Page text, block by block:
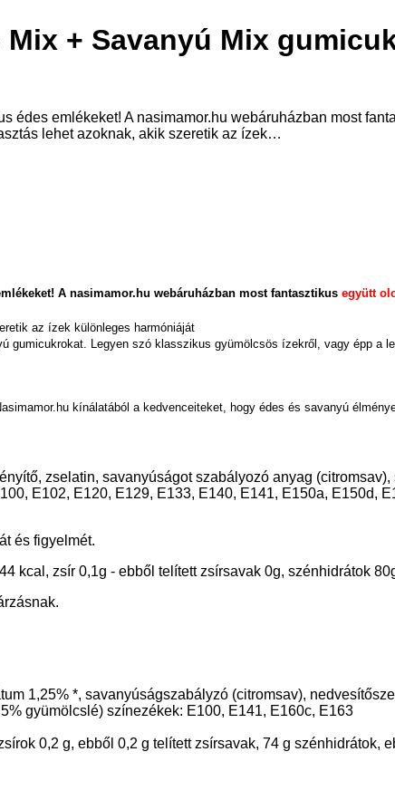
+ Savanyú Mix
édes emlékeket! A nasimamor.hu webáruházban most
lehet azoknak, akik szeretik az ízek…
A nasimamor.hu webáruházban most fantasztikus együtt
az ízek különleges harmóniáját
gumicukrokat. Legyen szó klasszikus gyümölcsös ízekről, vagy épp a
kínálatából a kedvenceiteket, hogy édes és savanyú
zselatin, savanyúságot szabályozó anyag
E102, E120, E129, E133, E140, E141, E150a, E150d,
és figyelmét.
kcal, zsír 0,1g - ebből telített zsírsavak 0g, szénhidrátok
1,25% *, savanyúságszabályzó (citromsav),
gyümölcslé) színezékek: E100, E141, E160c, E163
0,2 g, ebből 0,2 g telített zsírsavak, 74 g szénhidrátok,